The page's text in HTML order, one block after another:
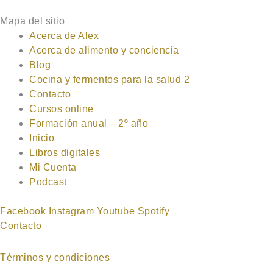
Mapa del sitio
Acerca de Alex
Acerca de alimento y conciencia
Blog
Cocina y fermentos para la salud 2
Contacto
Cursos online
Formación anual – 2º año
Inicio
Libros digitales
Mi Cuenta
Podcast
Facebook Instagram Youtube Spotify
Contacto
Términos y condiciones